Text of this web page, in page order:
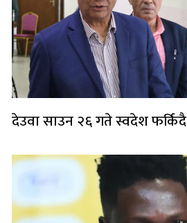
देउवा साउन २६ गते स्वदेश फर्किदै